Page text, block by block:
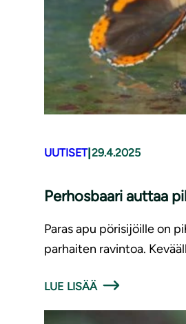
UUTISET| 29.4.2025
Perhosbaari auttaa
Paras apu pörisijöille on
parhaiten ravintoa.
LUE LISÄÄ